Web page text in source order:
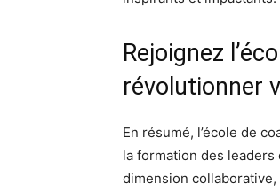
Rejoignez
révolutionner
En résumé, l’école de
la formation des
dimension